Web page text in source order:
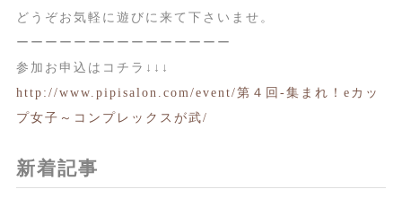
どうぞお気軽に遊びに来て下さいませ。
ーーーーーーーーーーーーーーー
参加お申込はコチラ↓↓↓
http://www.pipisalon.com/event/第４回-集まれ！eカッ
プ女子～コンプレックスが武/
新着記事